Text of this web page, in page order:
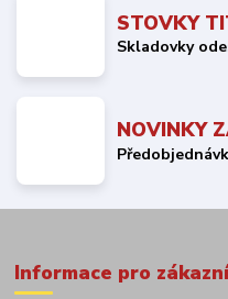
STOVKY
Skladovky
NOVINKY
Informace pro